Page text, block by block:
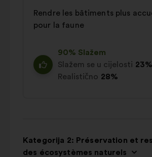
Rendre les bâtiments plus
pour la faune
90% Slažem
Slažem se u cijelosti 23%
Realistično 28%
Kategorija 2: Préservation et
des écosystèmes naturels